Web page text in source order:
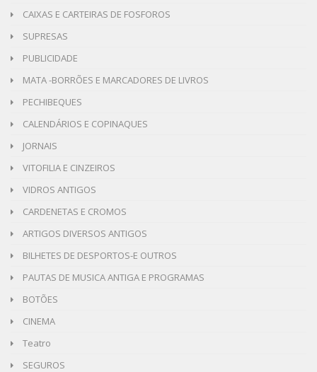
CAIXAS E CARTEIRAS DE FOSFOROS
SUPRESAS
PUBLICIDADE
MATA -BORRÕES E MARCADORES DE LIVROS
PECHIBEQUES
CALENDÁRIOS E COPINAQUES
JORNAIS
VITOFILIA E CINZEIROS
VIDROS ANTIGOS
CARDENETAS E CROMOS
ARTIGOS DIVERSOS ANTIGOS
BILHETES DE DESPORTOS-E OUTROS
PAUTAS DE MUSICA ANTIGA E PROGRAMAS
BOTÕES
CINEMA
Teatro
SEGUROS